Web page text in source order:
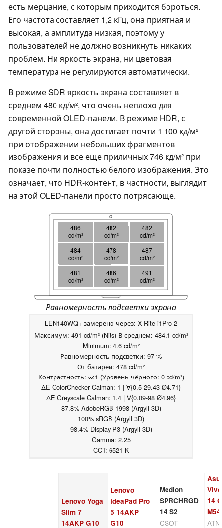
есть мерцание, с которым приходится бороться.
Его частота составляет 1,2 кГц, она приятная и
высокая, а амплитуда низкая, поэтому у
пользователей не должно возникнуть никаких
проблем. Ни яркость экрана, ни цветовая
температура не регулируются автоматически.
В режиме SDR яркость экрана составляет в
среднем 480 кд/м², что очень неплохо для
современной OLED-панели. В режиме HDR, с
другой стороны, она достигает почти 1 100 кд/м²
при отображении небольших фрагментов
изображения и все еще приличных 746 кд/м² при
показе почти полностью белого изображения. Это
означает, что HDR-контент, в частности, выглядит
на этой OLED-панели просто потрясающе.
486
cd/m²
482
cd/m²
482
cd/m²
484
cd/m²
478
cd/m²
487
cd/m²
481
cd/m²
486
cd/m²
491
cd/m²
Равномерность подсветки экрана
LEN140WQ+ замерено через: X-Rite i1Pro 2
Максимум: 491 cd/m² (Nits) В среднем: 484.1 cd/m²
Minimum: 4.6 cd/m²
Равномерность подсветки: 97 %
От батареи: 478 cd/m²
Контрастность: ∞:1 (Уровень чёрного: 0 cd/m²)
ΔE ColorChecker Calman: 1 | ∀{0.5-29.43 Ø4.71}
ΔE Greyscale Calman: 1.4 | ∀{0.09-98 Ø4.96}
87.8% AdobeRGB 1998 (Argyll 3D)
100% sRGB (Argyll 3D)
98.4% Display P3 (Argyll 3D)
Gamma: 2.25
CCT: 6521 K
Lenovo Yoga
Slim 7
14AKP G10
Lenovo
IdeaPad Pro
5 14AKP
G10
Medion
SPRCHRGD
14 S2
CSOT
14